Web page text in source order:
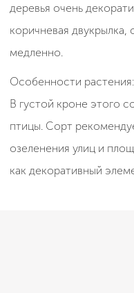
деревья очень
коричневая двукрылка,
медленно.
Особенности растения:
В густой кроне этого
птицы. Сорт
озеленения улиц и
как декоративный